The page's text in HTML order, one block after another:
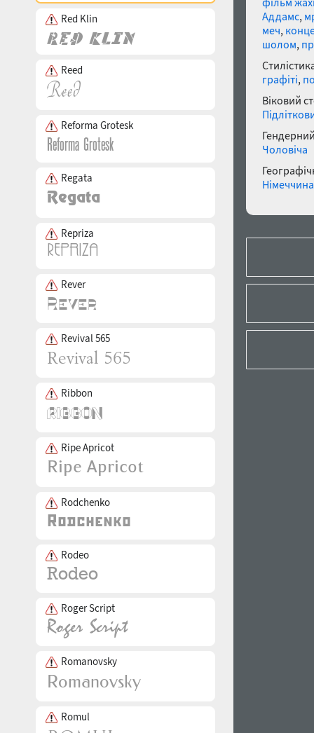
Red Klin
Reed
Reforma Grotesk
Regata
Repriza
Rever
Revival 565
Ribbon
Ripe Apricot
Rodchenko
Rodeo
Roger Script
Romanovsky
Romul
Аддамс,
меч,
шолом,
графіті,
Віковий
Чоловіча
Німеччина